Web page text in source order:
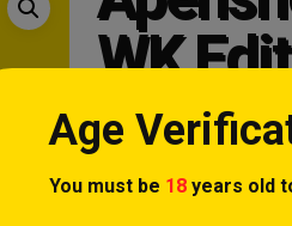
WK
€65,99
Niet normaal
Deze 3 liter
Age
You must be 18 years old